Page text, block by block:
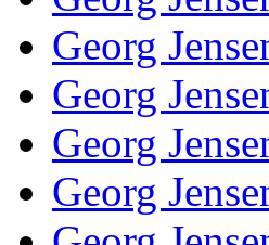
Georg
Georg
Georg
Georg